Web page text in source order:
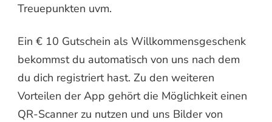
Treuepunkten uvm.
Ein € 10 Gutschein als Willkommensgeschenk
bekommst du automatisch von uns nach dem
du dich registriert hast. Zu den weiteren
Vorteilen der App gehört die Möglichkeit einen
QR-Scanner zu nutzen und uns Bilder von